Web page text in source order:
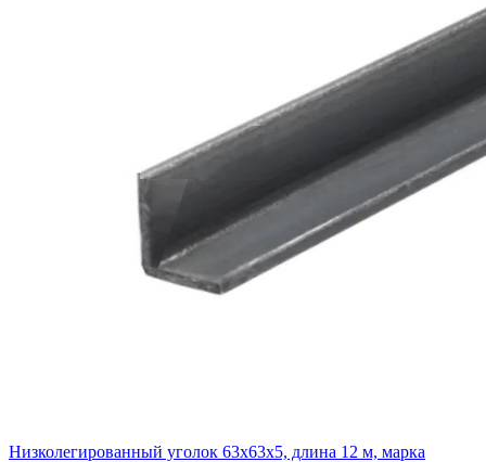
Низколегированный уголок 63х63х5, длина 12 м, марка